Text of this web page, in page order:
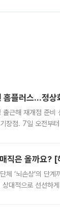
플러스…정상
출근해 재개점 준
장점. 7일 오전부
직은 올까요? [
체 ‘뇌손상’의 단
대적으로 선선하